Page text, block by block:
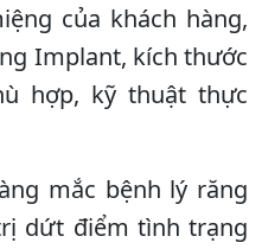
của khách hàng,
Implant, kích thước
hợp, kỹ thuật thực
mắc bệnh lý răng
dứt điểm tình trạng